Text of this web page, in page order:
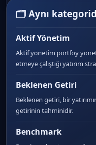
🗂 Aynı
Aktif Yönetim
Aktif yönetim portföy
etmeye çalıştığı yatırım
Beklenen Getiri
Beklenen getiri, bir
getirinin tahminidir.
Benchmark